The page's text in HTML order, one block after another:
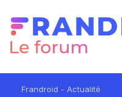
Frandroid - Actualité